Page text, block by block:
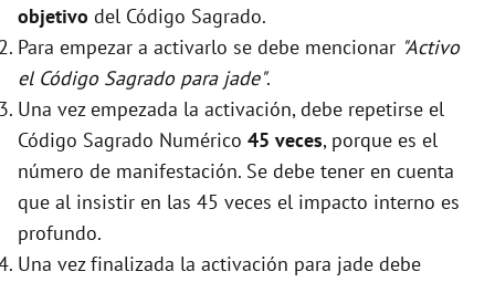
objetivo del Código Sagrado.
Para empezar a activarlo se debe mencionar "Activo
el Código Sagrado para jade".
Una vez empezada la activación, debe repetirse el
Código Sagrado Numérico 45 veces, porque es el
número de manifestación. Se debe tener en cuenta
que al insistir en las 45 veces el impacto interno es
profundo.
Una vez finalizada la activación para jade debe